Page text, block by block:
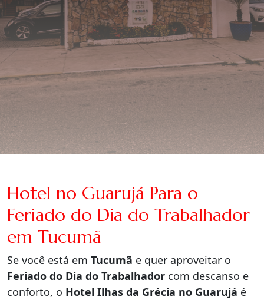
Hotel no Guarujá Para o
Feriado do Dia do Trabalhador
em Tucumã
Se você está em Tucumã e quer aproveitar o
Feriado do Dia do Trabalhador com descanso e
conforto, o Hotel Ilhas da Grécia no Guarujá é